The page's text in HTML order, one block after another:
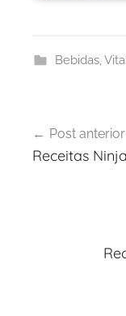
Bebidas,
de
Post anterior
Receitas